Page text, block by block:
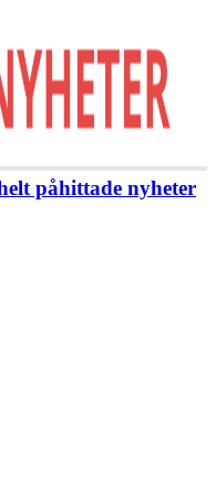
påhittade nyheter